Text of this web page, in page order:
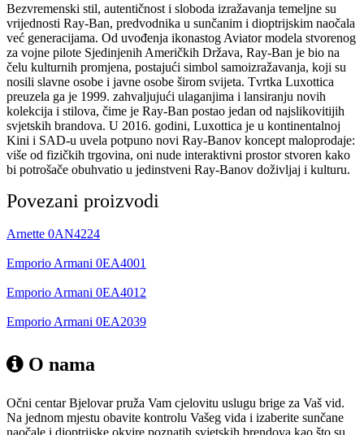
Bezvremenski stil, autentičnost i sloboda izražavanja temeljne su
vrijednosti Ray-Ban, predvodnika u sunčanim i dioptrijskim naočala
već generacijama. Od uvođenja ikonastog Aviator modela stvorenog
za vojne pilote Sjedinjenih Američkih Država, Ray-Ban je bio na
čelu kulturnih promjena, postajući simbol samoizražavanja, koji su
nosili slavne osobe i javne osobe širom svijeta. Tvrtka Luxottica
preuzela ga je 1999. zahvaljujući ulaganjima i lansiranju novih
kolekcija i stilova, čime je Ray-Ban postao jedan od najslikovitijih
svjetskih brandova. U 2016. godini, Luxottica je u kontinentalnoj
Kini i SAD-u uvela potpuno novi Ray-Banov koncept maloprodaje:
više od fizičkih trgovina, oni nude interaktivni prostor stvoren kako
bi potrošače obuhvatio u jedinstveni Ray-Banov doživljaj i kulturu.
Povezani proizvodi
Arnette 0AN4224
Emporio Armani 0EA4001
Emporio Armani 0EA4012
Emporio Armani 0EA2039
O nama
Očni centar Bjelovar pruža Vam cjelovitu uslugu brige za Vaš vid.
Na jednom mjestu obavite kontrolu Vašeg vida i izaberite sunčane
naočale i dioptrijske okvire poznatih svjetskih brendova kao što su